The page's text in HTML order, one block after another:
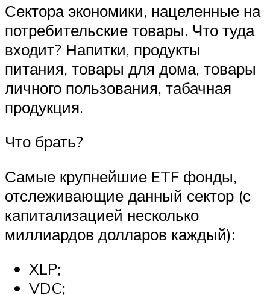
Сектора экономики, нацеленные на
потребительские товары. Что туда
входит? Напитки, продукты
питания, товары для дома, товары
личного пользования, табачная
продукция.
Что брать?
Самые крупнейшие ETF фонды,
отслеживающие данный сектор (с
капитализацией несколько
миллиардов долларов каждый):
XLP;
VDC;